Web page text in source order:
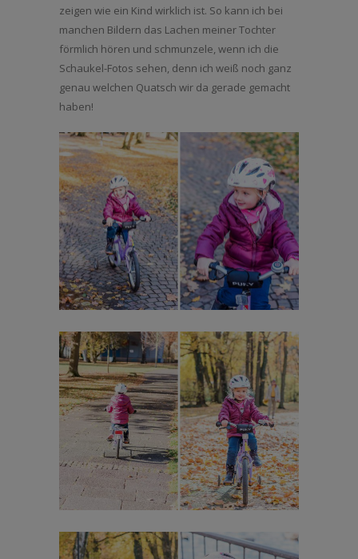
zeigen wie ein Kind wirklich ist. So kann ich bei
manchen Bildern das Lachen meiner Tochter
förmlich hören und schmunzele, wenn ich die
Schaukel-Fotos sehen, denn ich weiß noch ganz
genau welchen Quatsch wir da gerade gemacht
haben!